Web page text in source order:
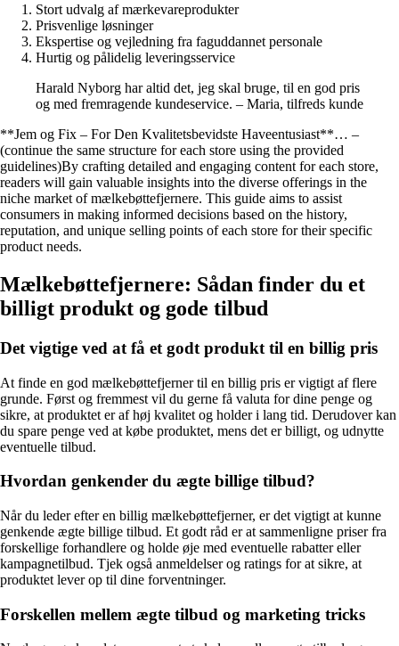
Stort udvalg af mærkevareprodukter
Prisvenlige løsninger
Ekspertise og vejledning fra faguddannet personale
Hurtig og pålidelig leveringsservice
Harald Nyborg har altid det, jeg skal bruge, til en god pris
og med fremragende kundeservice. – Maria, tilfreds kunde
**Jem og Fix – For Den Kvalitetsbevidste Haveentusiast**… –
(continue the same structure for each store using the provided
guidelines)By crafting detailed and engaging content for each store,
readers will gain valuable insights into the diverse offerings in the
niche market of mælkebøttefjernere. This guide aims to assist
consumers in making informed decisions based on the history,
reputation, and unique selling points of each store for their specific
product needs.
Mælkebøttefjernere: Sådan finder du et
billigt produkt og gode tilbud
Det vigtige ved at få et godt produkt til en billig pris
At finde en god mælkebøttefjerner til en billig pris er vigtigt af flere
grunde. Først og fremmest vil du gerne få valuta for dine penge og
sikre, at produktet er af høj kvalitet og holder i lang tid. Derudover kan
du spare penge ved at købe produktet, mens det er billigt, og udnytte
eventuelle tilbud.
Hvordan genkender du ægte billige tilbud?
Når du leder efter en billig mælkebøttefjerner, er det vigtigt at kunne
genkende ægte billige tilbud. Et godt råd er at sammenligne priser fra
forskellige forhandlere og holde øje med eventuelle rabatter eller
kampagnetilbud. Tjek også anmeldelser og ratings for at sikre, at
produktet lever op til dine forventninger.
Forskellen mellem ægte tilbud og marketing tricks